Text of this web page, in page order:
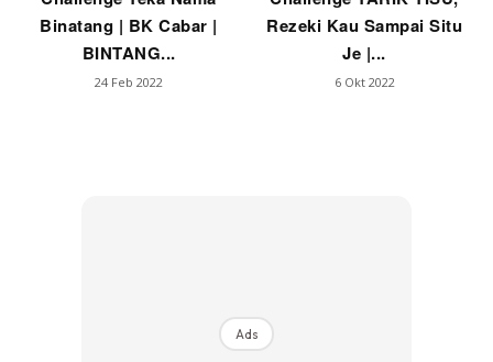
Binatang | BK Cabar |
BINTANG...
24 Feb 2022
Rezeki Kau Sampai Situ
Je |...
6 Okt 2022
Ads